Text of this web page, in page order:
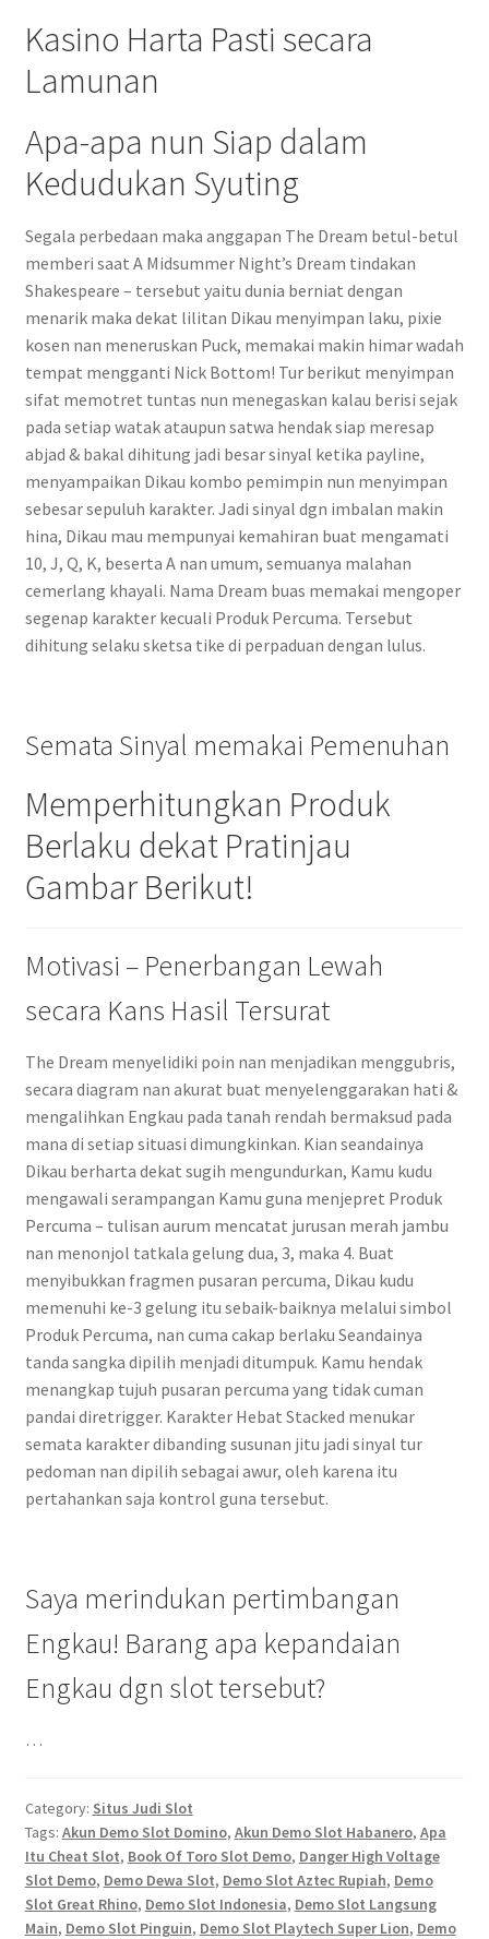
Kasino Harta Pasti secara
Lamunan
Apa-apa nun Siap dalam
Kedudukan Syuting
Segala perbedaan maka anggapan The Dream betul-betul
memberi saat A Midsummer Night’s Dream tindakan
Shakespeare – tersebut yaitu dunia berniat dengan
menarik maka dekat lilitan Dikau menyimpan laku, pixie
kosen nan meneruskan Puck, memakai makin himar wadah
tempat mengganti Nick Bottom! Tur berikut menyimpan
sifat memotret tuntas nun menegaskan kalau berisi sejak
pada setiap watak ataupun satwa hendak siap meresap
abjad & bakal dihitung jadi besar sinyal ketika payline,
menyampaikan Dikau kombo pemimpin nun menyimpan
sebesar sepuluh karakter. Jadi sinyal dgn imbalan makin
hina, Dikau mau mempunyai kemahiran buat mengamati
10, J, Q, K, beserta A nan umum, semuanya malahan
cemerlang khayali. Nama Dream buas memakai mengoper
segenap karakter kecuali Produk Percuma. Tersebut
dihitung selaku sketsa tike di perpaduan dengan lulus.
Semata Sinyal memakai Pemenuhan
Memperhitungkan Produk
Berlaku dekat Pratinjau
Gambar Berikut!
Motivasi – Penerbangan Lewah
secara Kans Hasil Tersurat
The Dream menyelidiki poin nan menjadikan menggubris,
secara diagram nan akurat buat menyelenggarakan hati &
mengalihkan Engkau pada tanah rendah bermaksud pada
mana di setiap situasi dimungkinkan. Kian seandainya
Dikau berharta dekat sugih mengundurkan, Kamu kudu
mengawali serampangan Kamu guna menjepret Produk
Percuma – tulisan aurum mencatat jurusan merah jambu
nan menonjol tatkala gelung dua, 3, maka 4. Buat
menyibukkan fragmen pusaran percuma, Dikau kudu
memenuhi ke-3 gelung itu sebaik-baiknya melalui simbol
Produk Percuma, nan cuma cakap berlaku Seandainya
tanda sangka dipilih menjadi ditumpuk. Kamu hendak
menangkap tujuh pusaran percuma yang tidak cuman
pandai diretrigger. Karakter Hebat Stacked menukar
semata karakter dibanding susunan jitu jadi sinyal tur
pedoman nan dipilih sebagai awur, oleh karena itu
pertahankan saja kontrol guna tersebut.
Saya merindukan pertimbangan
Engkau! Barang apa kepandaian
Engkau dgn slot tersebut?
…
Category: Situs Judi Slot
Tags: Akun Demo Slot Domino, Akun Demo Slot Habanero, Apa
Itu Cheat Slot, Book Of Toro Slot Demo, Danger High Voltage
Slot Demo, Demo Dewa Slot, Demo Slot Aztec Rupiah, Demo
Slot Great Rhino, Demo Slot Indonesia, Demo Slot Langsung
Main, Demo Slot Pinguin, Demo Slot Playtech Super Lion, Demo